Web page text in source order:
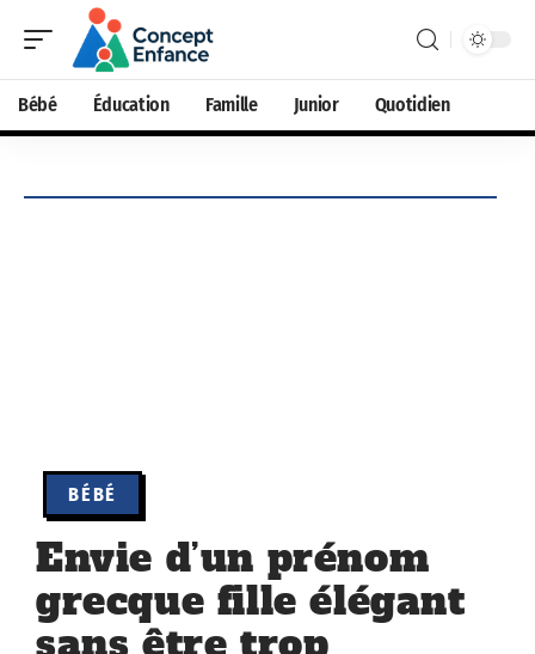
Bébé Éducation Famille Junior Quotidien
BÉBÉ
Envie d’un prénom
grecque fille élégant